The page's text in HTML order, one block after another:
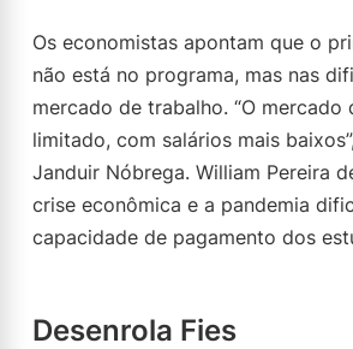
Os economistas apontam que o
não está no programa, mas nas
mercado de trabalho. “O mercado
limitado, com salários mais
Janduir Nóbrega. William Pereira
crise econômica e a pandemia
capacidade de pagamento dos
Desenrola Fies